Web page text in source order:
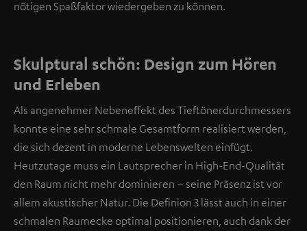
nötigen Spaßfaktor wiedergeben zu können.
Skulptural schön: Design zum Hören
und Erleben
Als angenehmer Nebeneffekt des Tieftönerdurchmessers
konnte eine sehr schmale Gesamtform realisiert werden,
die sich dezent in moderne Lebenswelten einfügt.
Heutzutage muss ein Lautsprecher in High-End-Qualität
den Raum nicht mehr dominieren – seine Präsenz ist vor
allem akustischer Natur. Die Definion 3 lässt auch in einer
schmalen Raumecke optimal positionieren, auch dank der